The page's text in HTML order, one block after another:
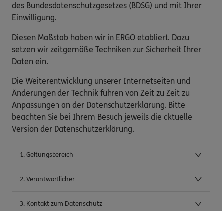
des Bundesdatenschutzgesetzes (BDSG) und mit Ihrer
Einwilligung.
Diesen Maßstab haben wir in ERGO etabliert. Dazu
setzen wir zeitgemäße Techniken zur Sicherheit Ihrer
Daten ein.
Die Weiterentwicklung unserer Internetseiten und
Änderungen der Technik führen von Zeit zu Zeit zu
Anpassungen an der Datenschutzerklärung. Bitte
beachten Sie bei Ihrem Besuch jeweils die aktuelle
Version der Datenschutzerklärung.
1. Geltungsbereich
2. Verantwortlicher
3. Kontakt zum Datenschutz